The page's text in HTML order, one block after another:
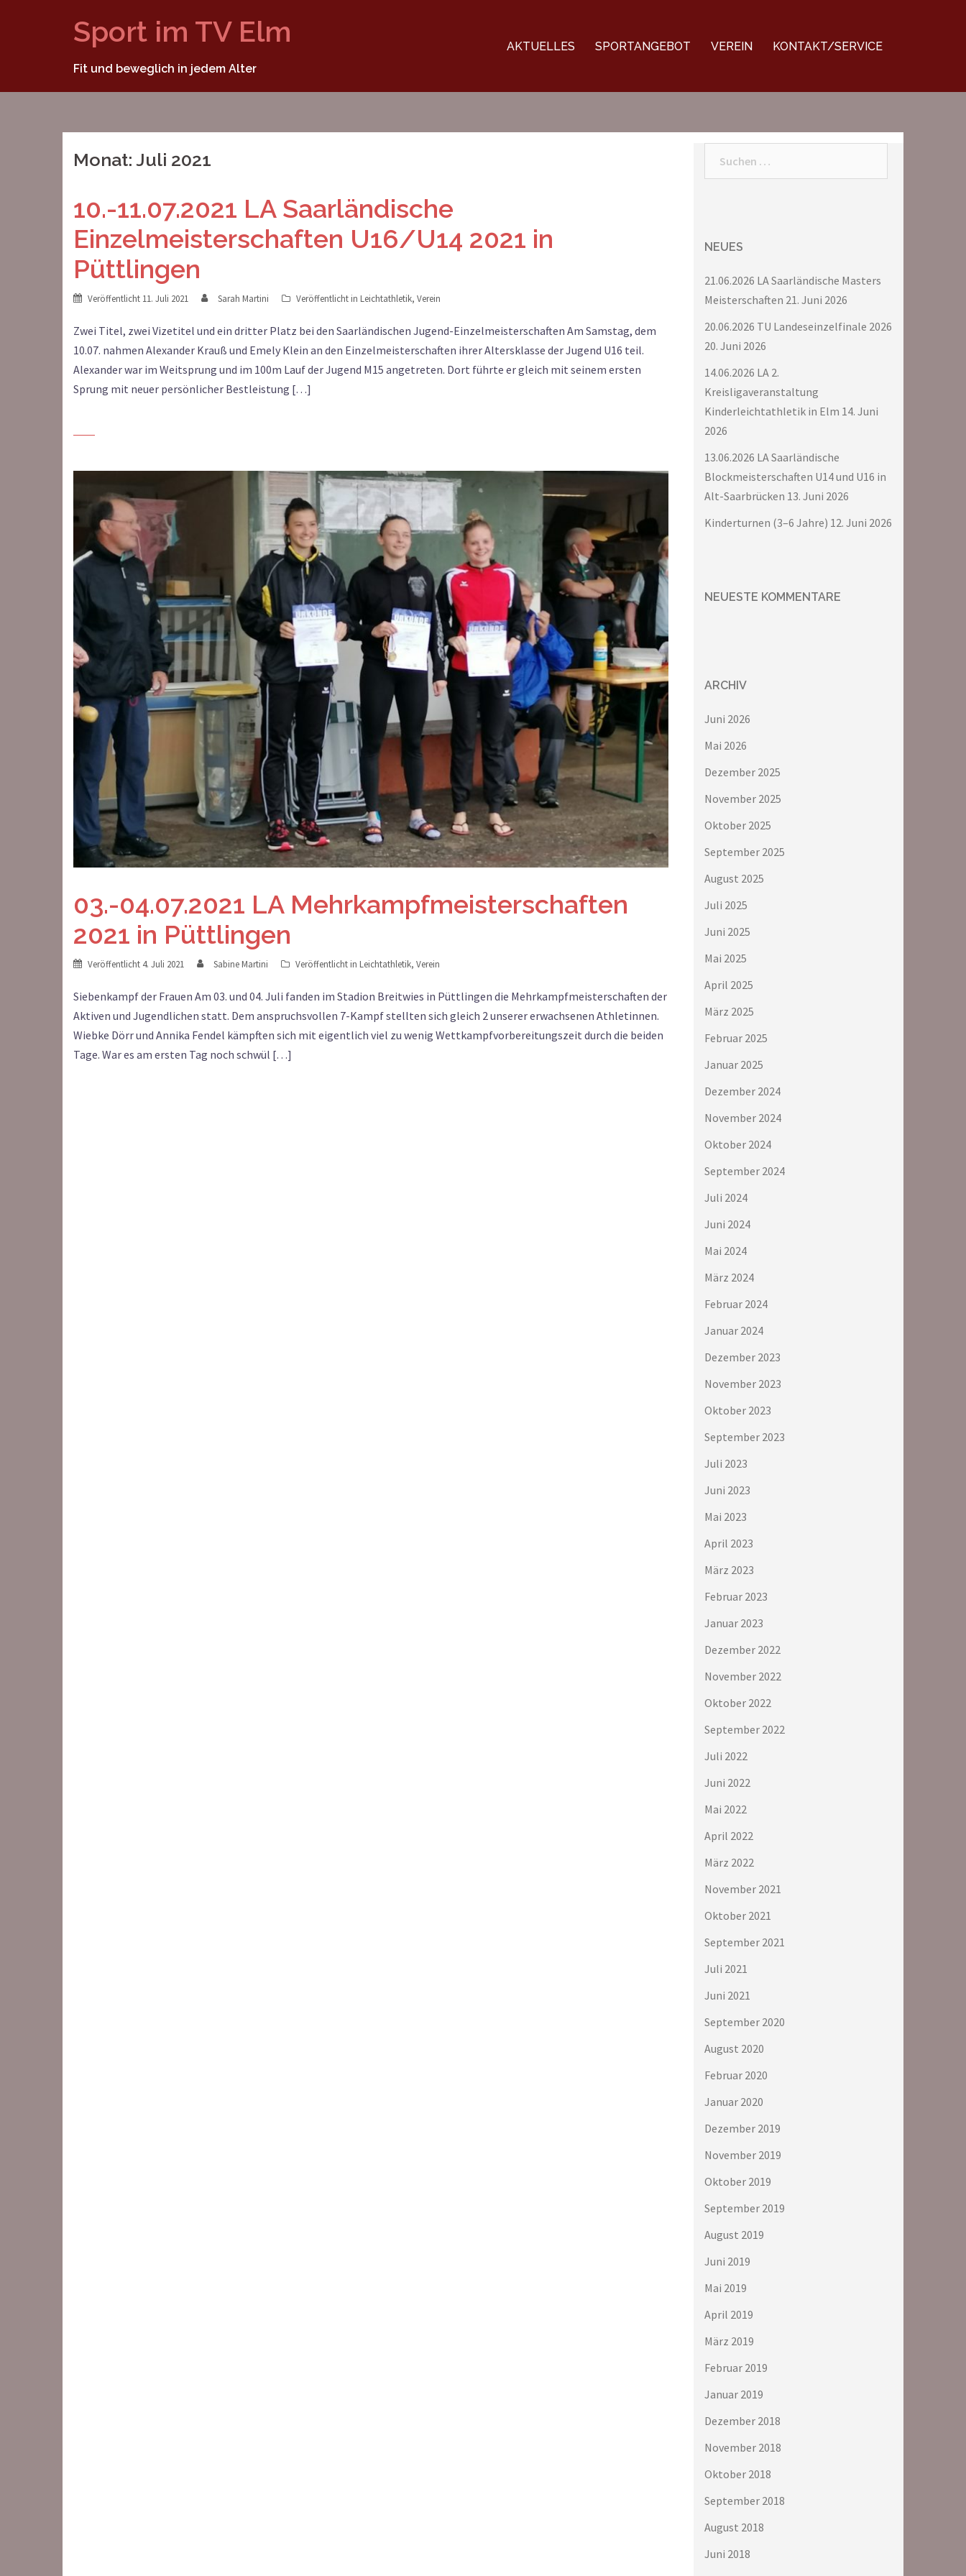
Sport im TV Elm
Fit und beweglich in jedem Alter
AKTUELLES SPORTANGEBOT VEREIN KONTAKT/SERVICE
Monat: Juli 2021
10.-11.07.2021 LA Saarländische
Einzelmeisterschaften U16/U14 2021 in
Püttlingen
Veröffentlicht 11. Juli 2021 Sarah Martini Veröffentlicht in Leichtathletik, Verein
Zwei Titel, zwei Vizetitel und ein dritter Platz bei den Saarländischen Jugend-Einzelmeisterschaften Am Samstag, dem
10.07. nahmen Alexander Krauß und Emely Klein an den Einzelmeisterschaften ihrer Altersklasse der Jugend U16 teil.
Alexander war im Weitsprung und im 100m Lauf der Jugend M15 angetreten. Dort führte er gleich mit seinem ersten
Sprung mit neuer persönlicher Bestleistung […]
03.-04.07.2021 LA Mehrkampfmeisterschaften
2021 in Püttlingen
Veröffentlicht 4. Juli 2021 Sabine Martini Veröffentlicht in Leichtathletik, Verein
Siebenkampf der Frauen Am 03. und 04. Juli fanden im Stadion Breitwies in Püttlingen die Mehrkampfmeisterschaften der
Aktiven und Jugendlichen statt. Dem anspruchsvollen 7-Kampf stellten sich gleich 2 unserer erwachsenen Athletinnen.
Wiebke Dörr und Annika Fendel kämpften sich mit eigentlich viel zu wenig Wettkampfvorbereitungszeit durch die beiden
Tage. War es am ersten Tag noch schwül […]
NEUES
21.06.2026 LA Saarländische Masters
Meisterschaften 21. Juni 2026
20.06.2026 TU Landeseinzelfinale 2026
20. Juni 2026
14.06.2026 LA 2.
Kreisligaveranstaltung
Kinderleichtathletik in Elm 14. Juni
2026
13.06.2026 LA Saarländische
Blockmeisterschaften U14 und U16 in
Alt-Saarbrücken 13. Juni 2026
Kinderturnen (3–6 Jahre) 12. Juni 2026
NEUESTE KOMMENTARE
ARCHIV
Juni 2026
Mai 2026
Dezember 2025
November 2025
Oktober 2025
September 2025
August 2025
Juli 2025
Juni 2025
Mai 2025
April 2025
März 2025
Februar 2025
Januar 2025
Dezember 2024
November 2024
Oktober 2024
September 2024
Juli 2024
Juni 2024
Mai 2024
März 2024
Februar 2024
Januar 2024
Dezember 2023
November 2023
Oktober 2023
September 2023
Juli 2023
Juni 2023
Mai 2023
April 2023
März 2023
Februar 2023
Januar 2023
Dezember 2022
November 2022
Oktober 2022
September 2022
Juli 2022
Juni 2022
Mai 2022
April 2022
März 2022
November 2021
Oktober 2021
September 2021
Juli 2021
Juni 2021
September 2020
August 2020
Februar 2020
Januar 2020
Dezember 2019
November 2019
Oktober 2019
September 2019
August 2019
Juni 2019
Mai 2019
April 2019
März 2019
Februar 2019
Januar 2019
Dezember 2018
November 2018
Oktober 2018
September 2018
August 2018
Juni 2018